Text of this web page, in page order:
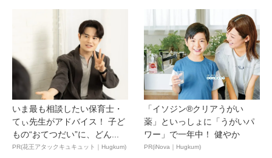
いま最も相談したい保育士・
てぃ先生がアドバイス！ 子ど
もの“おてつだい”に、どん...
PR(花王アタックキュキュット｜Hugkum)
「イソジン®クリアうがい
薬」といっしょに「うがいパ
ワー」で一年中！ 健やか
PR(iNova｜Hugkum)